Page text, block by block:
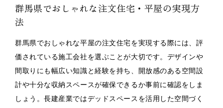
群馬県でおしゃれな注文住宅・平屋の実現方
法
群馬県でおしゃれな平屋の注文住宅を実現する際には、評
価されている施工会社を選ぶことが大切です。デザインや
間取りにも幅広い知識と経験を持ち、開放感のある空間設
計や十分な収納スペースが確保できるか事前に確認をしま
しょう。長建産業ではデッドスペースを活用した空間づく